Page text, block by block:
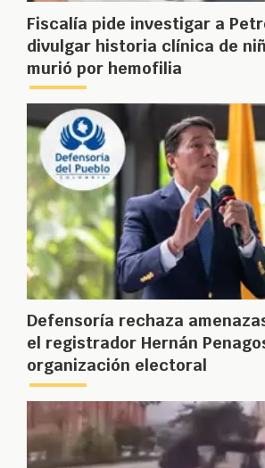
Fiscalía pide investigar a
divulgar historia clínica de
murió por hemofilia
Defensoría rechaza
el registrador Hernán
organización electoral